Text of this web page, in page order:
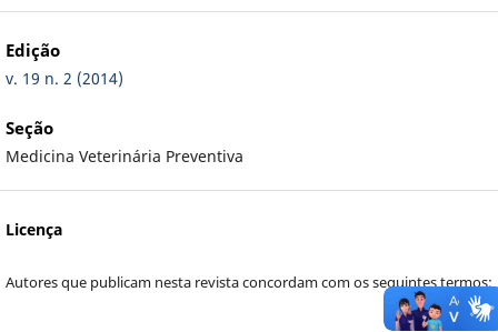
Edição
v. 19 n. 2 (2014)
Seção
Medicina Veterinária Preventiva
Licença
Autores que publicam nesta revista concordam com os seguintes termos: